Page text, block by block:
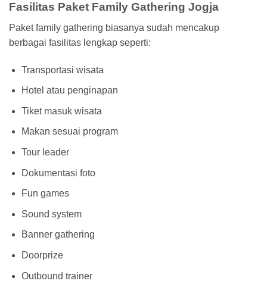
Fasilitas Paket Family Gathering Jogja
Paket family gathering biasanya sudah mencakup
berbagai fasilitas lengkap seperti:
Transportasi wisata
Hotel atau penginapan
Tiket masuk wisata
Makan sesuai program
Tour leader
Dokumentasi foto
Fun games
Sound system
Banner gathering
Doorprize
Outbound trainer